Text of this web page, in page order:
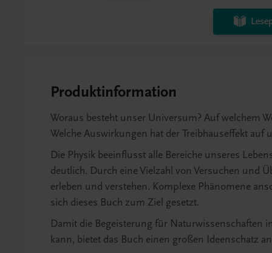
Produktinformation
Woraus besteht unser Universum? Auf welchem
Welche Auswirkungen hat der Treibhauseffekt auf
Die Physik beeinflusst alle Bereiche unseres
deutlich. Durch eine Vielzahl von Versuchen und
erleben und verstehen. Komplexe Phänomene
sich dieses Buch zum Ziel gesetzt.
Damit die Begeisterung für Naturwissenschaften
kann, bietet das Buch einen großen Ideenschatz